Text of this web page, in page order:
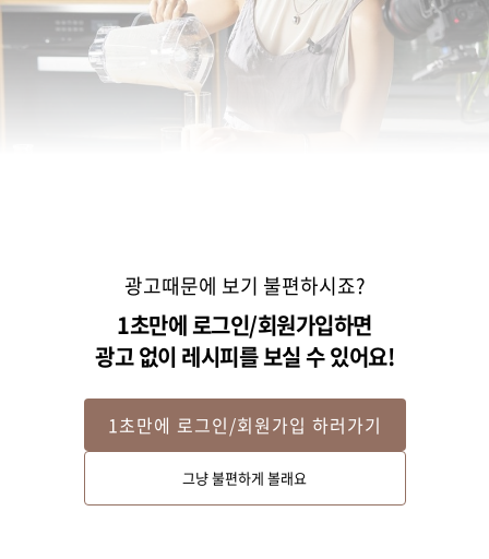
완성컵에 담고 그래놀라를 올려 마무리해 주세요.
광고때문에 보기 불편하시죠?
1초만에 로그인/회원가입하면
광고 없이 레시피를 보실 수 있어요!
1초만에 로그인/회원가입 하러가기
그냥 불편하게 볼래요